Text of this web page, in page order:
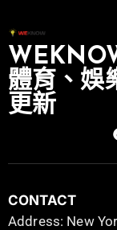
體育、娛
更新
CONTACT
Address: New